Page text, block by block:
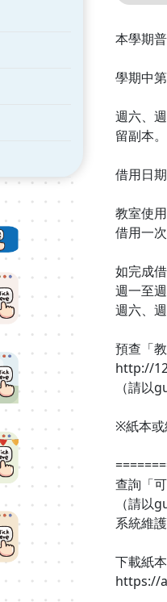
本學期
學期中
週六、
留副本。
借用日
教室使
借用一次
如完成
週一至
週六、
預查「
http://
（請以
※紙本或
查詢「
（請以
系統維
下載紙
https://